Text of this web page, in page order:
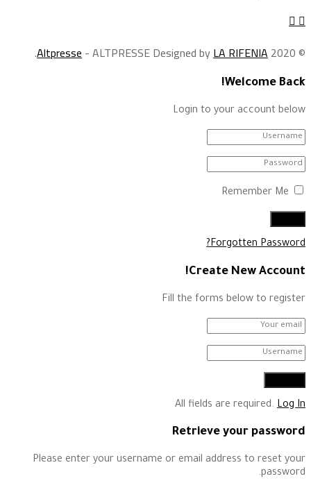
© 2020
Altpresse- ALTPRESSE Designed byLA RIFENIA
.
Welcome Back!
Login to your account below
Remember Me
Forgotten Password?
Create New Account!
Fill the forms below to register
All fields are required. Log In
Retrieve your password
Please enter your username or email address to reset your
password.